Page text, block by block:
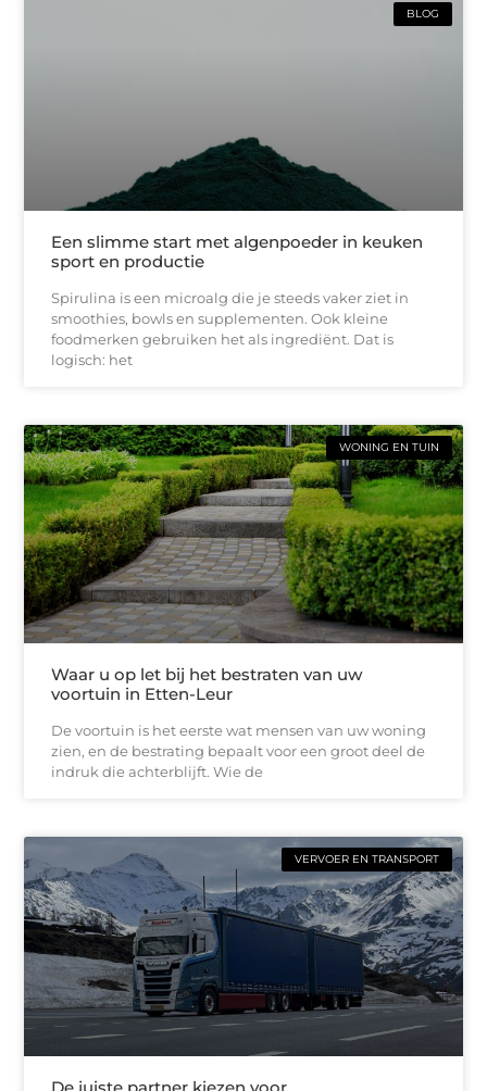
BLOG
Een slimme start met algenpoeder in keuken
sport en productie
Spirulina is een microalg die je steeds vaker ziet in
smoothies, bowls en supplementen. Ook kleine
foodmerken gebruiken het als ingrediënt. Dat is
logisch: het
WONING EN TUIN
Waar u op let bij het bestraten van uw
voortuin in Etten-Leur
De voortuin is het eerste wat mensen van uw woning
zien, en de bestrating bepaalt voor een groot deel de
indruk die achterblijft. Wie de
VERVOER EN TRANSPORT